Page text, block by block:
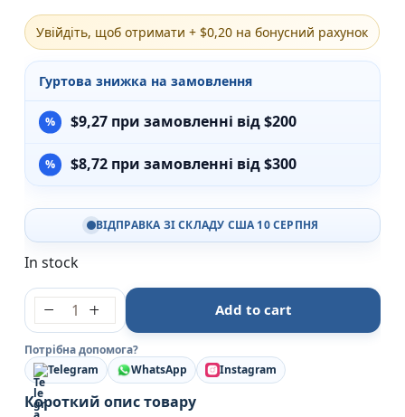
Увійдіть, щоб отримати + $0,20 на бонусний рахунок
Гуртова знижка на замовлення
$9,27 при замовленні від $200
$8,72 при замовленні від $300
ВІДПРАВКА ЗІ СКЛАДУ США 10 СЕРПНЯ
In stock
Кульбаба - Квітка Налада quantity
Add to cart
Потрібна допомога?
Telegram
WhatsApp Instagram
Короткий опис товару